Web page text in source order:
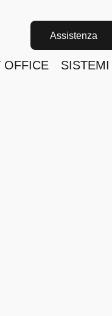
Assistenza
OFFICE